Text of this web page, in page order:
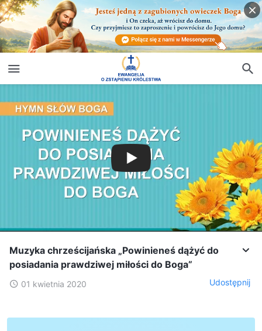
Muzyka chrześcijańska „Powinieneś dążyć do
posiadania prawdziwej miłości do Boga”
01 kwietnia 2020 Udostępnij